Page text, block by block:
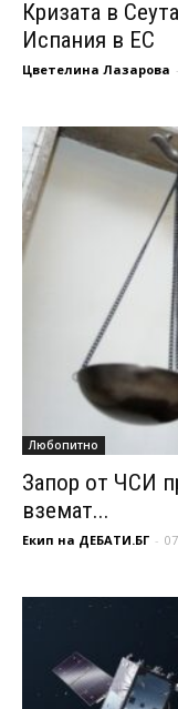
Кризата в
Испания в ЕС
Цветелина Лазарова -
Любопитно
Запор от ЧСИ
вземат...
Екип на ДЕБАТИ.БГ -